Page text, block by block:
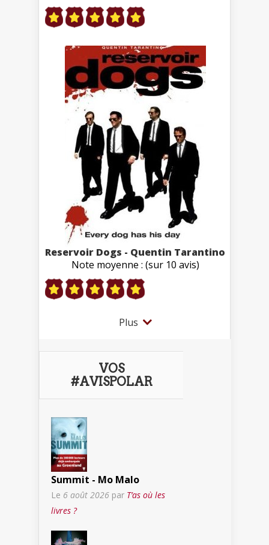
Reservoir Dogs - Quentin Tarantino
Note moyenne : (sur 10 avis)
Plus
VOS
#AVISPOLAR
Summit - Mo Malo
Le 6 août 2026 par T’as où les
livres ?